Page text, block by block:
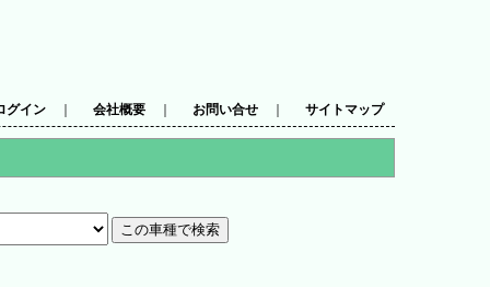
グイン 会社概要 お問い合せ サイトマップ